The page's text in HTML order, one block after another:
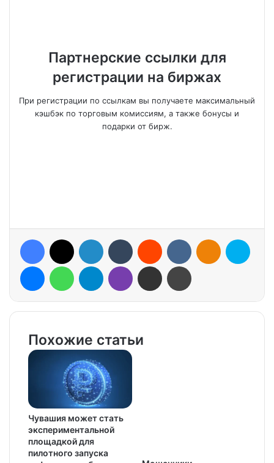
Партнерские ссылки для
регистрации на биржах
При регистрации по ссылкам вы получаете максимальный
кэшбэк по торговым комиссиям, а также бонусы и
подарки от бирж.
Похожие статьи
Чувашия может стать
экспериментальной
площадкой для
пилотного запуска